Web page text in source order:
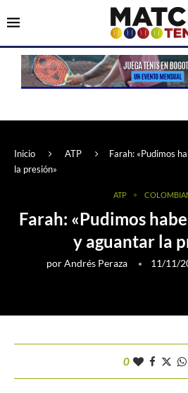
Inicio ATP
Farah: «Pudimos
la presión»
ATP
Farah: «Pudimos
y aguantar la
porAndrés Peraza 11/11/
0